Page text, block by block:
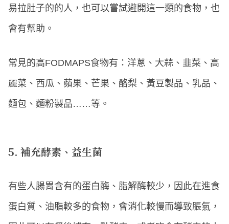
易拉肚子的的人，也可以嘗試避開這一類的食物，也
會有幫助。
常見的高FODMAPS食物有：洋蔥、大蒜、韭菜、高
麗菜、西瓜、蘋果、芒果、酪梨、黃豆製品、乳品、
麵包、麵粉製品……等。
5. 補充酵素、益生菌
有些人腸胃含有的蛋白酶、脂解酶較少，因此在進食
蛋白質、油脂較多的食物，會消化較慢而導致脹氣，